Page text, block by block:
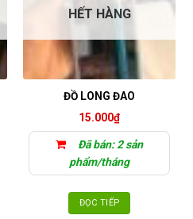
HẾT HÀNG
ĐỒ LONG ĐAO
15.000₫
Đã bán: 2 sản
phẩm/tháng
ĐỌC TIẾP